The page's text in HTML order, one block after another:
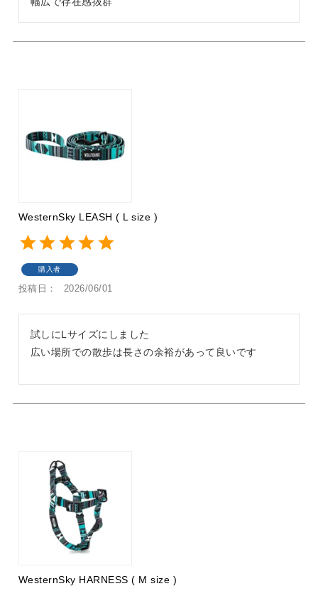
WesternSky LEASH ( L size )
購入者
投稿日 2026/06/01
試しにLサイズにしました
広い場所での散歩は長さの余裕があって良いです
WesternSky HARNESS ( M size )